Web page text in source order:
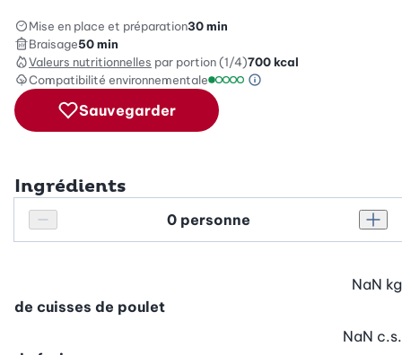
Mise en place et préparation30 min
Braisage50 min
Valeurs nutritionnelles par portion (1/4)700kcal
Compatibilité environnementale
Échelle de compatibilité
Information sur
Sauvegarder
Ingrédients
Réduire le nombre de personnes
Personnes
de cuisses de poulet
NaN kg
NaN c.s.